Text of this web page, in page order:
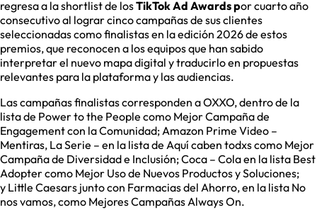
regresa a la shortlist de losTikTok Ad Awards por cuarto año
consecutivo al lograr cinco campañas de sus clientes
seleccionadas como finalistas en la edición 2026 de estos
premios, que reconocen a los equipos que han sabido
interpretar el nuevo mapa digital y traducirlo en propuestas
relevantes para la plataforma y las audiencias.
Las campañas finalistas corresponden a OXXO, dentro de la
lista de Power to the People como Mejor Campaña de
Engagement con la Comunidad; Amazon Prime Video –
Mentiras, La Serie – en la lista de Aquí caben todxs como Mejor
Campaña de Diversidad e Inclusión; Coca – Cola en la lista Best
Adopter como Mejor Uso de Nuevos Productos y Soluciones;
y Little Caesars junto con Farmacias del Ahorro, en la lista No
nos vamos, como Mejores Campañas Always On.